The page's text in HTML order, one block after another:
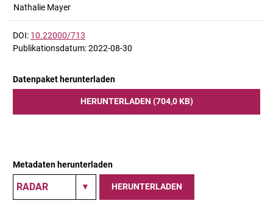
Nathalie Mayer
DOI: 10.22000/713
Publikationsdatum: 2022-08-30
Datenpaket herunterladen
HERUNTERLADEN (704,0 KB)
Metadaten herunterladen
HERUNTERLADEN